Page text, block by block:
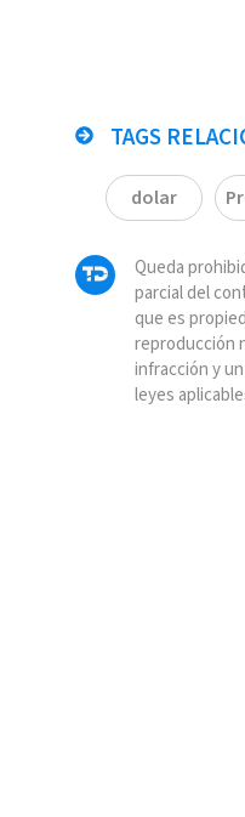
TAGS
dolar
Queda
parcial del
que es
reproducción
infracción y
leyes